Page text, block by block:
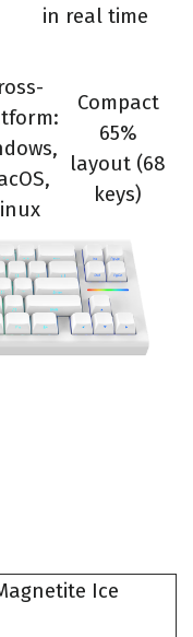
in real time
Compact
65%
layout (68
keys)
Ice